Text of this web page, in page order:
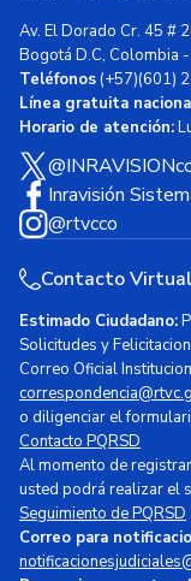
Av. El Dorado Cr. 45 #
Bogotá D.C, Colombia
Teléfonos(+57)(601)
Línea gratuita
Horario de atención:
Inravisión
@rtvcco
Contacto Virtual
Estimado Ciudadano:
Solicitudes y
Correo Oficial
o diligenciar el
Contacto PQRSD
Al momento de
usted podrá realizar el
Seguimiento de PQRSD
Correo para